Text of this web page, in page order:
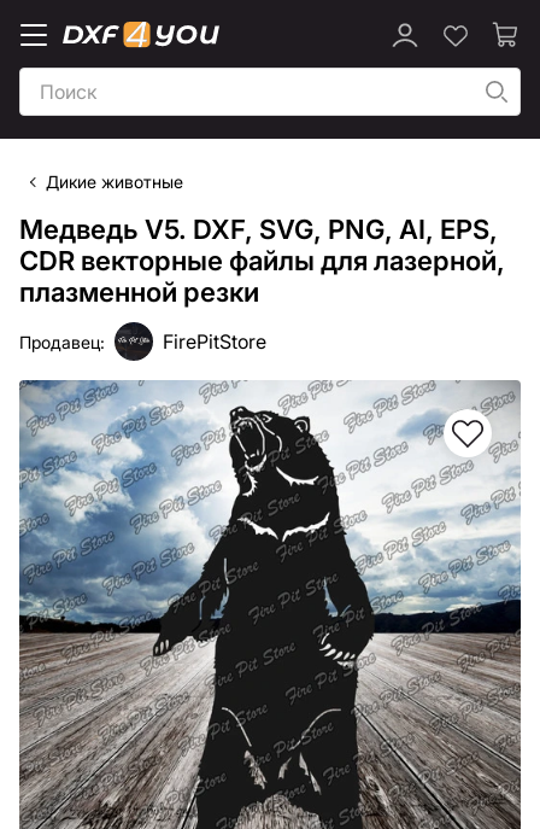
Дикие животные
Медведь V5. DXF, SVG, PNG, AI, EPS,
CDR векторные файлы для лазерной,
плазменной резки
Продавец: FirePitStore